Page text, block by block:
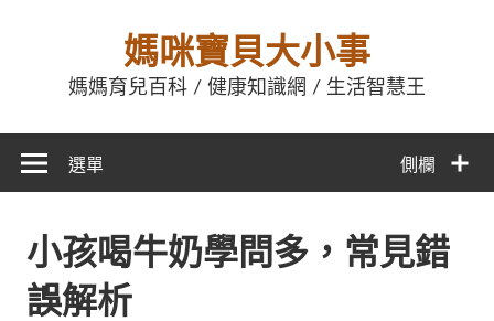
媽咪寶貝大小事
媽媽育兒百科 / 健康知識網 / 生活智慧王
側欄
選單
小孩喝牛奶學問多，常見錯
誤解析